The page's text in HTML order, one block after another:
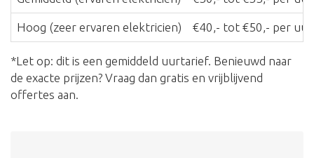
Hoog (zeer ervaren elektricien) €40,- tot €50,- per uur
*Let op: dit is een gemiddeld uurtarief. Benieuwd naar
de exacte prijzen? Vraag dan gratis en vrijblijvend
offertes aan.